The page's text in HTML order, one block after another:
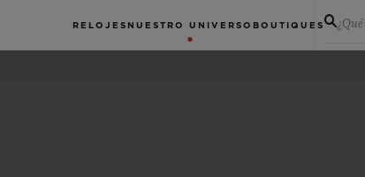
RELOJES NUESTRO UNIVERSO BOUTIQUES